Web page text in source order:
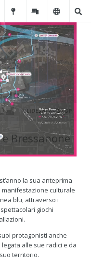
SLIDESHOW STOP
Bressanone
la sua anteprima
manifestazione culturale
blu, attraverso i
giochi
protagonisti anche
alle sue radici e da
territorio.